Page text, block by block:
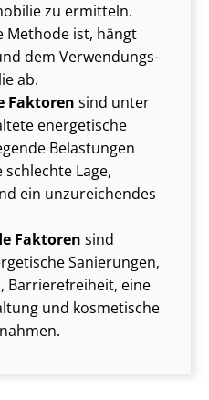
zu ermitteln.
Methode ist, hängt
dem Ver­wen­dungs­
ab.
Faktoren sind unter
energetische
Belastungen
Lage,
ein unzureichendes
Faktoren sind
Sanierungen,
Bar­rie­re­frei­heit, eine
und kosmetische